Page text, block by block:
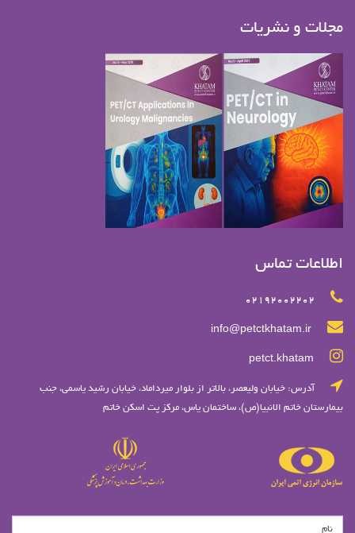
مجلات و نشریات
اطلاعات تماس
02192002202
info@petctkhatam.ir
petct.khatam
آدرس: خيابان وليعصر، بالاتر از بلوار ميرداماد، خيابان رشيد ياسمي، جنب
بیمارستان خاتم الانبیا(ص)، ساختمان یاس، مرکز پت اسکن خاتم